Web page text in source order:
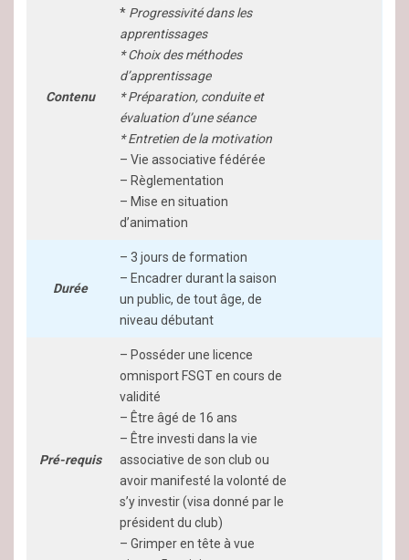
Contenu
* Progressivité dans les
apprentissages
* Choix des méthodes
d’apprentissage
* Préparation, conduite et
évaluation d’une séance
* Entretien de la motivation
– Vie associative fédérée
– Règlementation
– Mise en situation
d’animation
Durée
– 3 jours de formation
– Encadrer durant la saison
un public, de tout âge, de
niveau débutant
Pré-requis
– Posséder une licence
omnisport FSGT en cours de
validité
– Être âgé de 16 ans
– Être investi dans la vie
associative de son club ou
avoir manifesté la volonté de
s’y investir (visa donné par le
président du club)
– Grimper en tête à vue